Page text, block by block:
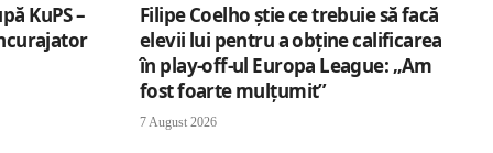
KuPS –
Filipe Coelho știe ce trebuie să facă
elevii lui pentru a obține calificarea
în play-off-ul Europa League: „Am
fost foarte mulțumit”
7 August 2026